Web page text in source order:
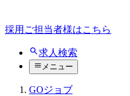
採用ご担当者様はこちら
求人検索
メニュー
GOジョブ